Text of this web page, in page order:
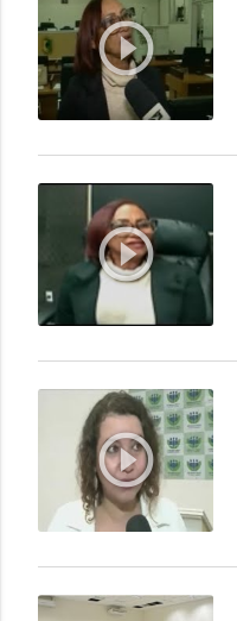
play_circle_outline
play_circle_outline
play_circle_outline